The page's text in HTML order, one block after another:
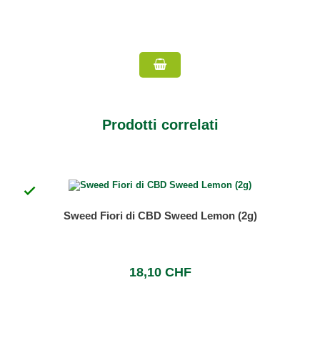
Prodotti correlati

Sweed Fiori di CBD Sweed Lemon (2g)
18,10 CHF